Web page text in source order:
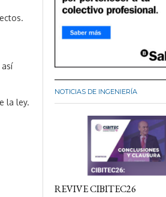
la ley.
NOTICIAS DE INGENIERÍA
REVIVE CIBITEC26